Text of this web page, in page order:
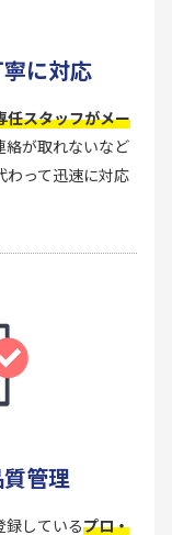
に対応
任スタッフがメー
絡が取れないなど
わって迅速に対応
管理
録しているプロ・